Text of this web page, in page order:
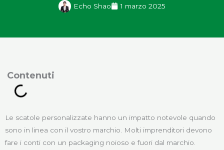
Echo Shao 1 marzo 2025
Le scatole personalizzate hanno un impatto notevole quando
sono in linea con il vostro marchio. Molti imprenditori devono
fare i conti con un packaging noioso e fuori dal marchio.